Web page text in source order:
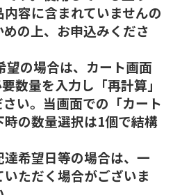
容に含まれていませんの
の上、お申込みくださ
の場合は、カート画面
数量を入力し「再計算」
い。当画面での「カート
の数量選択は1個で結構
希望日等の場合は、一
ただく場合がございま